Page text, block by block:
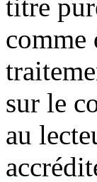
titre
comme
sur le
au